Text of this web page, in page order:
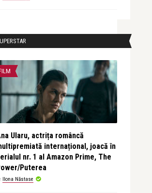
Ularu, actrița româncă
internațional, joacă în
nr. 1 al Amazon Prime, The
Puterea
Ilona Năstase